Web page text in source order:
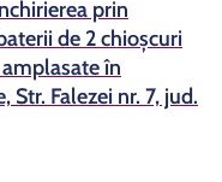
prin
de 2 chioșcuri
în
Str. Falezei nr. 7, jud.